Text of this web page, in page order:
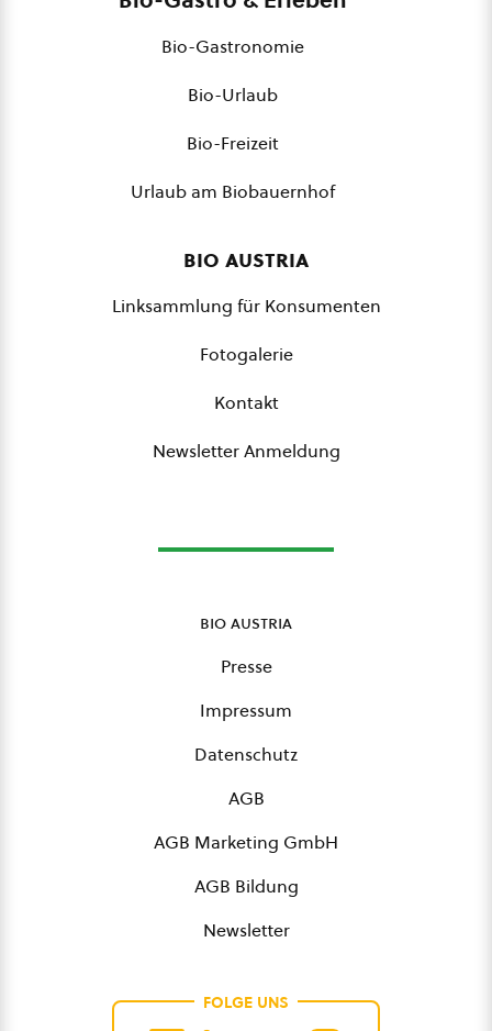
Bio-Gastronomie
Bio-Urlaub
Bio-Freizeit
Urlaub am Biobauernhof
bio austria
Linksammlung für Konsumenten
Fotogalerie
Kontakt
Newsletter Anmeldung
bio austria
Presse
Impressum
Datenschutz
AGB
AGB Marketing GmbH
AGB Bildung
Newsletter
FOLGE UNS